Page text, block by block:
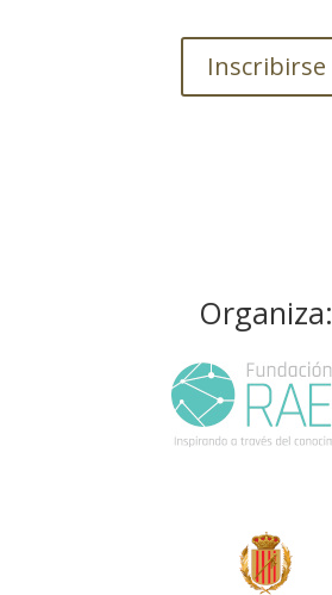
Inscribirse
Organiza: